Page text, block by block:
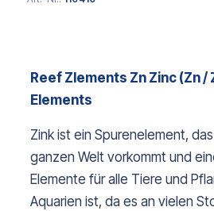
Reef Zlements Zn Zinc (Zn /
Elements
Zink ist ein Spurenelement,
ganzen Welt vorkommt und
Elemente für alle Tiere und
Aquarien ist, da es an vielen